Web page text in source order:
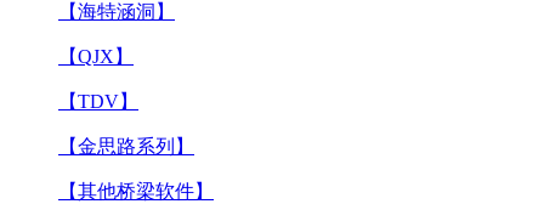
【海特涵洞】
【QJX】
【TDV】
【金思路系列】
【其他桥梁软件】